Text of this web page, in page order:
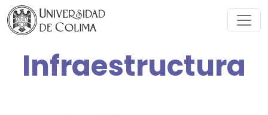
Infraestructura